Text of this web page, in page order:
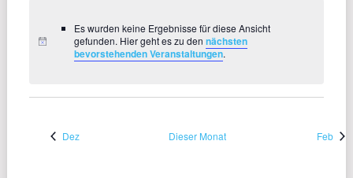
Es wurden keine Ergebnisse für diese Ansicht
gefunden. Hier geht es zu den nächsten
bevorstehenden Veranstaltungen.
Dez Dieser Monat Feb